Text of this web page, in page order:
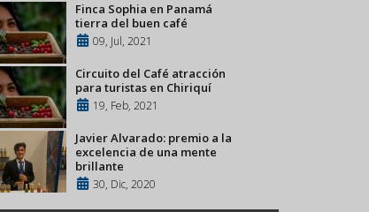
Finca Sophia en Panamá
tierra del buen café
09, Jul, 2021
Circuito del Café atracción
para turistas en Chiriquí
19, Feb, 2021
Javier Alvarado: premio a la
excelencia de una mente
brillante
30, Dic, 2020